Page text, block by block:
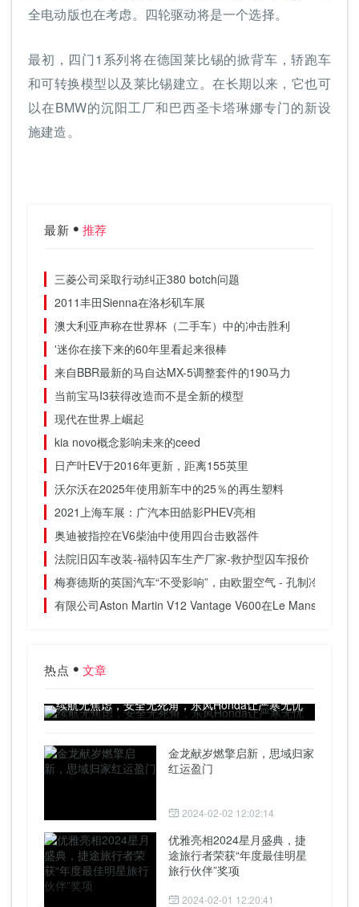
全电动版也在考虑。四轮驱动将是一个选择。
最初，四门1系列将在德国莱比锡的掀背车，轿跑车
和可转换模型以及莱比锡建立。在长期以来，它也可
以在BMW的沉阳工厂和巴西圣卡塔琳娜专门的新设
施建造。
最新 推荐
三菱公司采取行动纠正380 botch问题
2011丰田Sienna在洛杉矶车展
澳大利亚声称在世界杯（二手车）中的冲击胜利
'迷你在接下来的60年里看起来很棒
来自BBR最新的马自达MX-5调整套件的190马力
当前宝马I3获得改造而不是全新的模型
现代在世界上崛起
kia novo概念影响未来的ceed
日产叶EV于2016年更新，距离155英里
沃尔沃在2025年使用新车中的25％的再生塑料
2021上海车展：广汽本田皓影PHEV亮相
奥迪被指控在V6柴油中使用四台击败器件
法院旧囚车改装-福特囚车生产厂家-救护型囚车报价
梅赛德斯的英国汽车“不受影响”，由欧盟空气 - 孔制冷剂纠纷
有限公司Aston Martin V12 Vantage V600在Le Mans透露
热点 文章
续航无焦虑，安全无死角，东风Honda让严寒无忧
金龙献岁燃擎启新，思域归家
红运盈门
2024-02-02 12:02:14
优雅亮相2024星月盛典，捷
途旅行者荣获“年度最佳明星
旅行伙伴”奖项
2024-02-01 12:20:41